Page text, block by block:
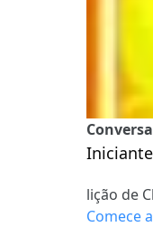
lição de
Comece